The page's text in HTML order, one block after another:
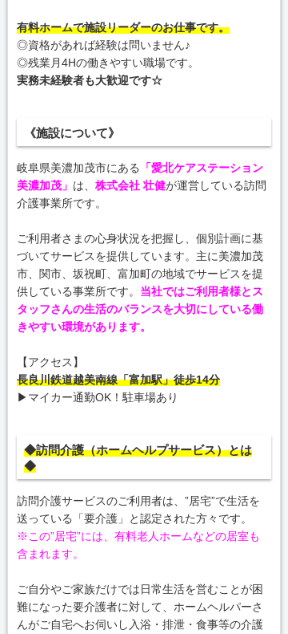
有料ホームで施設リーダーのお仕事です。
◎資格があれば経験は問いません♪
◎残業月4Hの働きやすい職場です。
実務未経験者も大歓迎です☆
《施設について》
岐阜県美濃加茂市にある
「愛北ケアステーション
美濃加茂」 は、株式会社 壮健が運営している訪問
介護事業所です。
ご利用者さまの心身状況を把握し、個別計画に基
づいてサービスを提供しています。主に美濃加茂
市、関市、坂祝町、富加町の地域でサービスを提
供している事業所です。 当社ではご利用者様とス
タッフさんの生活のバランスを大切にしている働
きやすい環境があります。
【アクセス】
長良川鉄道越美南線「富加駅」徒歩14分
▶マイカー通勤OK！駐車場あり
◆訪問介護（ホームヘルプサービス）とは
◆
訪問介護サービスのご利用者は、”居宅”で生活を
送っている「要介護」と認定された方々です。
※この”居宅”には、有料老人ホームなどの居室も
含まれます。
ご自分やご家族だけでは日常生活を営むことが困
難になった要介護者に対して、ホームヘルパーさ
んがご自宅へお伺いし入浴・排泄・食事等の介護